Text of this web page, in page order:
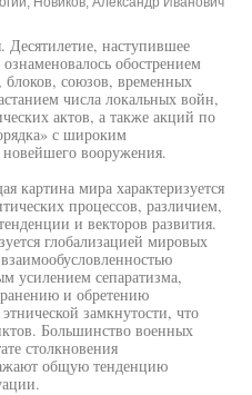
Десятилетие, наступившее
обострением
союзов, временных
числа локальных войн,
актов, а также акций по
с широким
вооружения.
картина мира характеризуется
процессов, различием,
и векторов развития.
глобализацией мировых
усилением сепаратизма,
и обретению
замкнутости, что
Большинство военных
столкновения
общую тенденцию